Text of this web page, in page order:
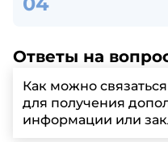
Ответы на
Как можно
для получения
информации или